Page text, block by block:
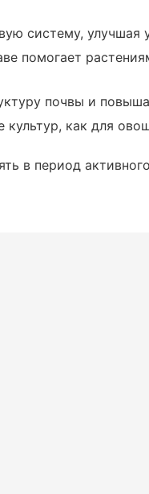
их
часы, чтобы
Для этого
систему, улучшая
помогает
почвы и
культур, как для
в период